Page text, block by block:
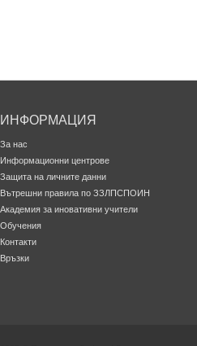
ИНФОРМАЦИЯ
За нас
Информационни центрове
Защита на личните данни
Вътрешни правила по ЗЗЛПСПОИН
Академия за иновативни учители
Обучения
Контакти
Връзки